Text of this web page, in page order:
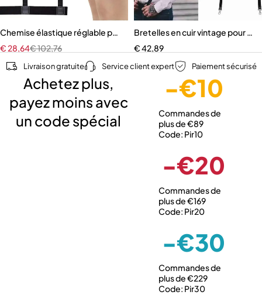
Chemise élastique réglable pour homme
€102,76
€28,64
Bretelles en cuir vintage pour
€42,89
Livraison gratuite Service client expert Paiement sécurisé
Achetez plus,
payez moins avec
un code spécial
-€10
Commandes de
plus de €89
Code: Pir10
-€20
Commandes de
plus de €169
Code: Pir20
-€30
Commandes de
plus de €229
Code: Pir30